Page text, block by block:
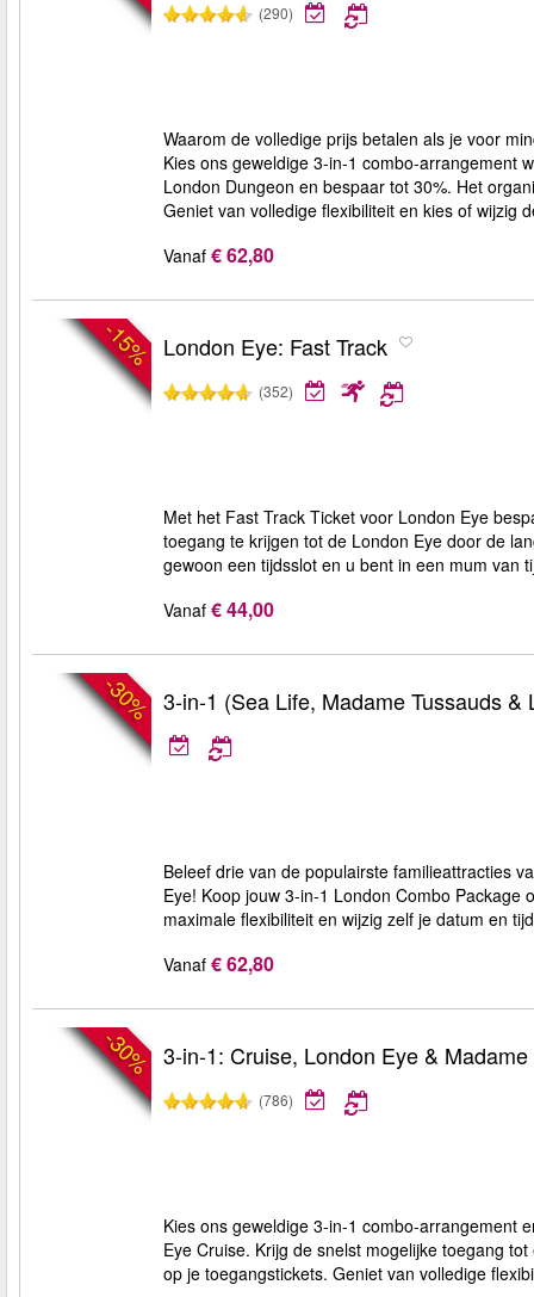
(290)
Waarom de volledige prijs betalen als je voor
Kies ons geweldige 3-in-1 combo-arrangement
London Dungeon en bespaar tot 30%. Het
Geniet van volledige flexibiliteit en kies of wijzig
Vanaf € 62,80
-15% London Eye: Fast Track
(352)
Met het Fast Track Ticket voor London Eye
toegang te krijgen tot de London Eye door de
gewoon een tijdsslot en u bent in een mum van
Vanaf € 44,00
-30% 3-in-1 (Sea Life, Madame Tussauds &
Beleef drie van de populairste familieattracties
Eye! Koop jouw 3-in-1 London Combo
maximale flexibiliteit en wijzig zelf je datum en
Vanaf € 62,80
-30% 3-in-1: Cruise, London Eye & Madame
(786)
Kies ons geweldige 3-in-1 combo-arrangement
Eye Cruise. Krijg de snelst mogelijke toegang
op je toegangstickets. Geniet van volledige